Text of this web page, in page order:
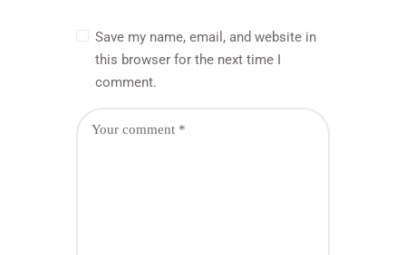
Save my name, email, and website in
this browser for the next time I
comment.